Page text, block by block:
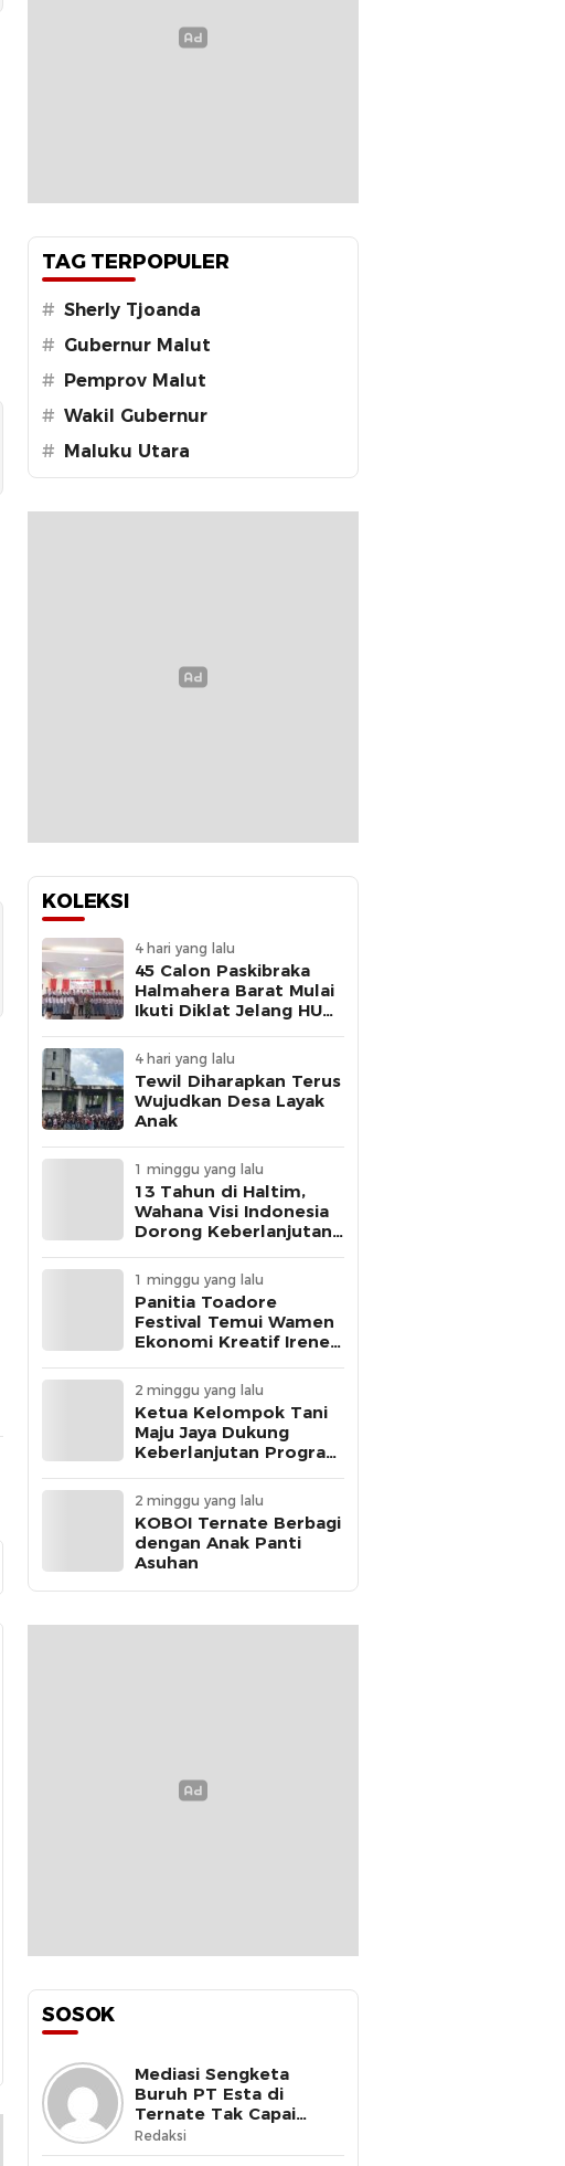
TAG TERPOPULER
# Sherly Tjoanda
# Gubernur Malut
#
Pemprov Malut
# Wakil Gubernur
#
Maluku Utara
KOLEKSI
4 hari yang lalu
45 Calon Paskibraka
Halmahera Barat Mulai
Ikuti Diklat Jelang HUT
4 hari yang lalu
Tewil Diharapkan Terus
Wujudkan Desa Layak
Anak
1 minggu yang lalu
13 Tahun di Haltim,
Wahana Visi Indonesia
Dorong Keberlanjutan
1 minggu yang lalu
Panitia Toadore
Festival Temui Wamen
Ekonomi Kreatif Irene
2 minggu yang lalu
Ketua Kelompok Tani
Maju Jaya Dukung
Keberlanjutan Program
2 minggu yang lalu
KOBOI Ternate Berbagi
dengan Anak Panti
Asuhan
SOSOK
Mediasi Sengketa
Buruh PT Esta di
Ternate Tak Capai
Kesepakatan
Redaksi